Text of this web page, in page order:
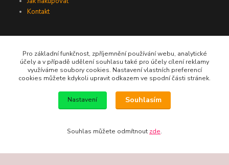
Kontakt
Telefon / email
+420 602 213 111
new-studio@seznam.cz
Pro základní funkčnost, zpříjemnění používání webu, analytické
účely a v případě udělení souhlasu také pro účely cílení reklamy
využíváme soubory cookies. Nastavení vlastních preferencí
cookies můžete kdykoli upravit odkazem ve spodní části stránek.
Nastavení Souhlasím
Souhlas můžete odmítnout zde.